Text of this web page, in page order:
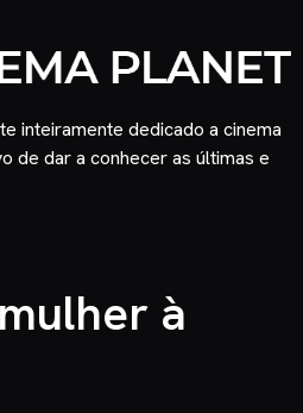
inteiramente dedicado a cinema
de dar a conhecer as últimas e
mulher à